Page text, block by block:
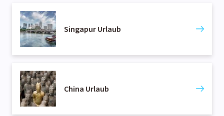
Singapur Urlaub
China Urlaub